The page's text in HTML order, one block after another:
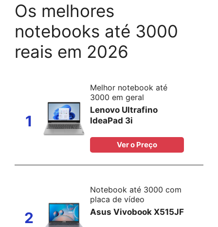
Os melhores
notebooks até 3000
reais em 2026
1
Melhor notebook até
3000 em geral
Lenovo Ultrafino
IdeaPad 3i
Ver o Preço
2
Notebook até 3000 com
placa de vídeo
Asus Vivobook X515JF